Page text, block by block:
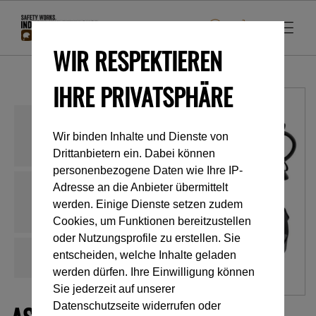
WIR RESPEKTIEREN
IHRE PRIVATSPHÄRE
Wir binden Inhalte und Dienste von
Drittanbietern ein. Dabei können
personenbezogene Daten wie Ihre IP-
Adresse an die Anbieter übermittelt
werden. Einige Dienste setzen zudem
Cookies, um Funktionen bereitzustellen
oder Nutzungsprofile zu erstellen. Sie
entscheiden, welche Inhalte geladen
werden dürfen. Ihre Einwilligung können
Sie jederzeit auf unserer
Datenschutzseite widerrufen oder